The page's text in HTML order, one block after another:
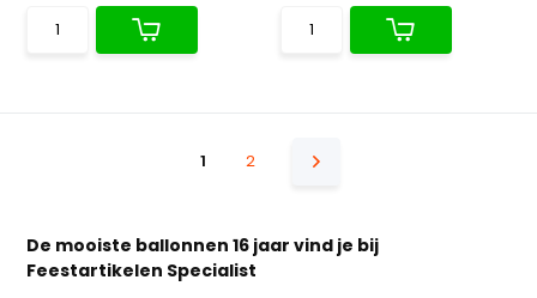
1 2
De mooiste ballonnen 16 jaar vind je bij
Feestartikelen Specialist